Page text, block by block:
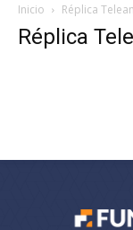
Inicio Réplica
Réplica